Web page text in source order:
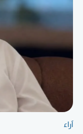
آراء